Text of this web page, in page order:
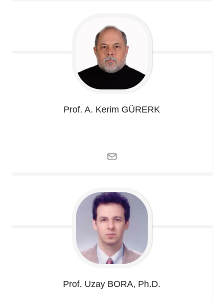
Prof. A. Kerim GÜRERK
Prof. Uzay BORA, Ph.D.